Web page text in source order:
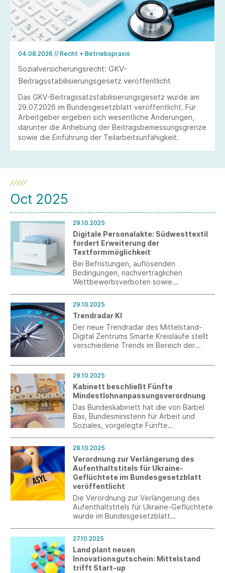
04.08.2026 // Recht + Betriebspraxis
Sozialversicherungsrecht: GKV-
Beitragsstabilisierungsgesetz veröffentlicht
Das GKV-Beitragssatzstabilisierungsgesetz wurde am
29.07.2026 im Bundesgesetzblatt veröffentlicht. Für
Arbeitgeber ergeben sich wesentliche Änderungen,
darunter die Anhebung der Beitragsbemessungsgrenze
sowie die Einführung der Teilarbeitsunfähigkeit.
Oct 2025
29.10.2025
Digitale Personalakte: Südwesttextil
fordert Erweiterung der
Textformmöglichkeit
Bei Befristungen, auflösenden
Bedingungen, nachvertraglichen
Wettbewerbsverboten sowie
vollständigen Digitalisierung von
Personalakten nach wie vor im Wege.
Südwesttextil fordert deswegen eine
konsequente Entbürokratisierung.
29.10.2025
Trendradar KI
Der neue Trendradar des Mittelstand-
Digital Zentrums Smarte Kreisläufe stellt
verschiedene Trends im Bereich der
Avataren oder Bots über Explainable AI
(XAI) bis Generatives Design.
29.10.2025
Kabinett beschließt Fünfte
Mindestlohnanpassungsverordnung
Das Bundeskabinett hat die von Bärbel
Bas, Bundesministerin für Arbeit und
Soziales, vorgelegte Fünfte
Mindestlohn zum 1.1.2026 zunächst auf
13,90 € brutto je Zeitstunde angehoben
und steigt in einem weiteren Schritt zum
1.1.2027 auf 14,60 €.
28.10.2025
Verordnung zur Verlängerung des
Aufenthaltstitels für Ukraine-
Geflüchtete im Bundesgesetzblatt
veröffentlicht
Die Verordnung zur Verlängerung des
Aufenthaltstitels für Ukraine-Geflüchtete
wurde im Bundesgesetzblatt
noch gültigen Aufenthaltserlaubnisse bis
zum 4. März 2027 fortgelten.
27.10.2025
Land plant neuen
Innovationsgutschein: Mittelstand
trifft Start-up